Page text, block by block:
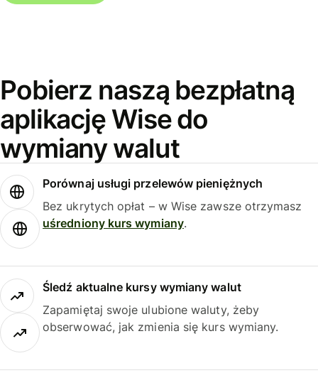
Pobierz naszą bezpłatną
aplikację Wise do
wymiany walut
Porównaj usługi przelewów pieniężnych
Bez ukrytych opłat – w Wise zawsze otrzymasz
uśredniony kurs wymiany.
Śledź aktualne kursy wymiany walut
Zapamiętaj swoje ulubione waluty, żeby
obserwować, jak zmienia się kurs wymiany.